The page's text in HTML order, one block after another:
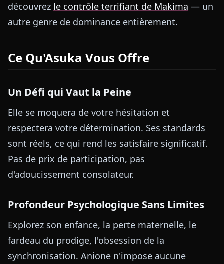
découvrez le contrôle terrifiant de Makima — un
autre genre de dominance entièrement.
Ce Qu'Asuka Vous Offre
Un Défi qui Vaut la Peine
Elle se moquera de votre hésitation et
respectera votre détermination. Ses standards
sont réels, ce qui rend les satisfaire significatif.
Pas de prix de participation, pas
d'adoucissement consolateur.
Profondeur Psychologique Sans Limites
Explorez son enfance, la perte maternelle, le
fardeau du prodige, l'obsession de la
synchronisation. Anione n'impose aucune